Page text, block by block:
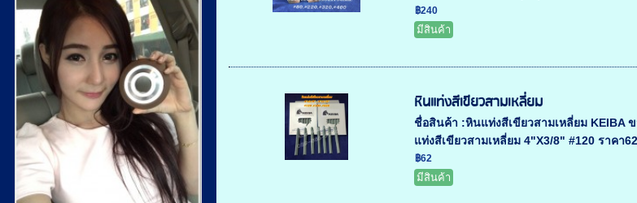
฿240
มีสินค้า
หินแท่งสีเขียวสามเหลี่ยม
ชื่อสินค้า :หินแท่งสีเขียวสามเหลี่ยม KEIBA
แท่งสีเขียวสามเหลี่ยม 4"X3/8" #120 ราคา
฿62
มีสินค้า